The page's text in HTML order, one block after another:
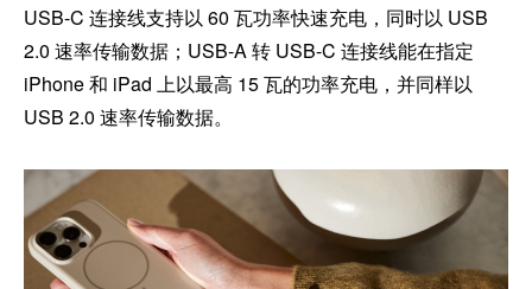
USB-C 连接线支持以 60 瓦功率快速充电，同时以 USB
2.0 速率传输数据；USB-A 转 USB-C 连接线能在指定
iPhone 和 iPad 上以最高 15 瓦的功率充电，并同样以
USB 2.0 速率传输数据。